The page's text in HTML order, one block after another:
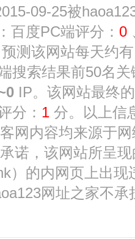
09-25被haoa123
百度PC端评分： 0
测该网站每天约
搜索结果前50名
IP。该网站最终
分： 1 分。以上信
内容均来源于网
诺，该网站所呈
）的内网页上出
网址之家不承